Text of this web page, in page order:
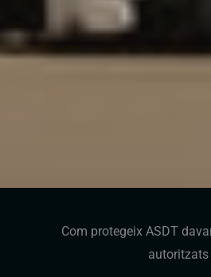
Com protegeix ASDT
autoritzats